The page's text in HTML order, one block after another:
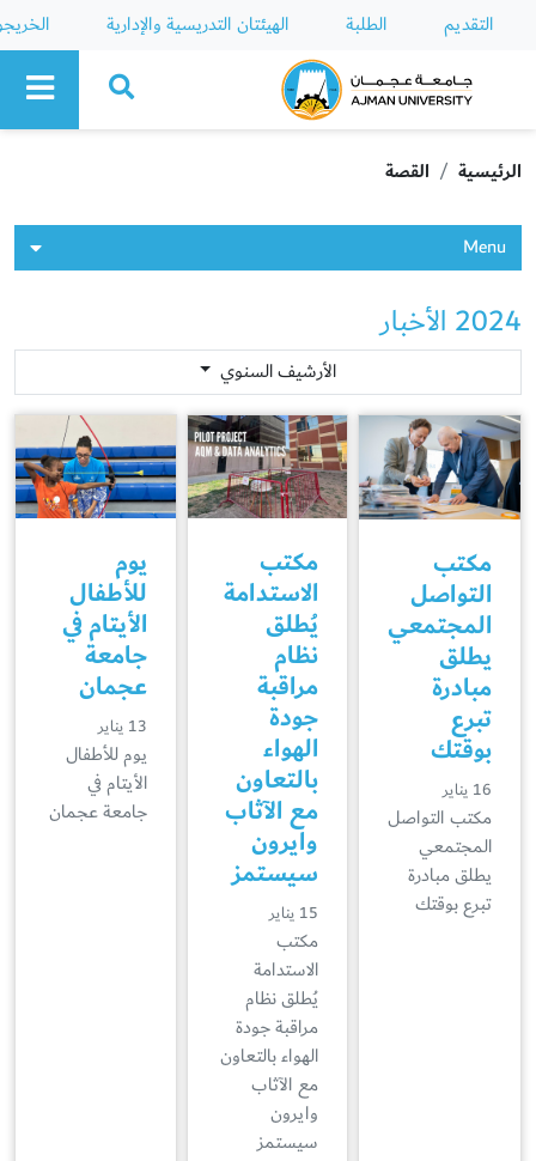
التقديم الطلبة الهيئتان التدريسية والإدارية
Ajman University
الرئيسية القصة
Menu
2024 الأخبار
الأرشيف السنوي
مكتب
التواصل
المجتمعي
يطلق
مبادرة
تبرع
بوقتك
16 يناير
مكتب التواصل
المجتمعي
يطلق مبادرة
تبرع بوقتك
مكتب
الاستدامة
يُطلق
نظام
مراقبة
جودة
الهواء
بالتعاون
مع الآثاب
وايرون
سيستمز
15 يناير
مكتب
الاستدامة
يُطلق نظام
مراقبة جودة
الهواء بالتعاون
مع الآثاب
وايرون
سيستمز
يوم
للأطفال
الأيتام في
جامعة
عجمان
13 يناير
يوم للأطفال
الأيتام في
جامعة عجمان